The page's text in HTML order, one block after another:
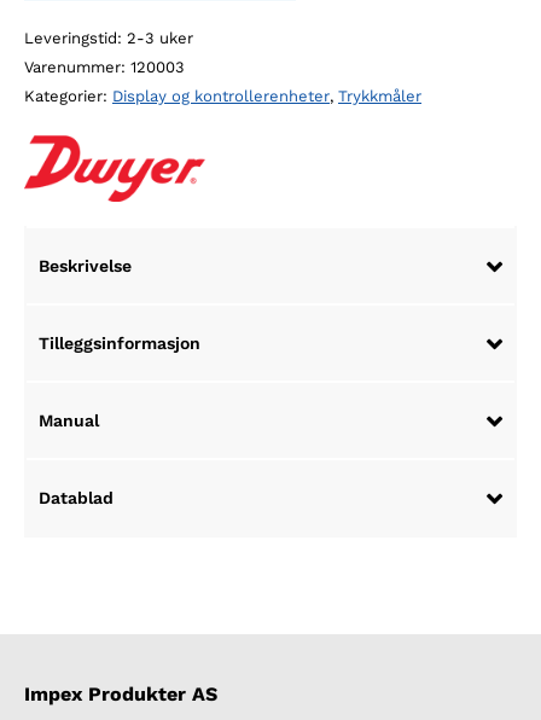
Leveringstid: 2-3 uker
Varenummer: 120003
Kategorier: Display og kontrollerenheter, Trykkmåler
Beskrivelse
Tilleggsinformasjon
Manual
Datablad
Impex Produkter AS